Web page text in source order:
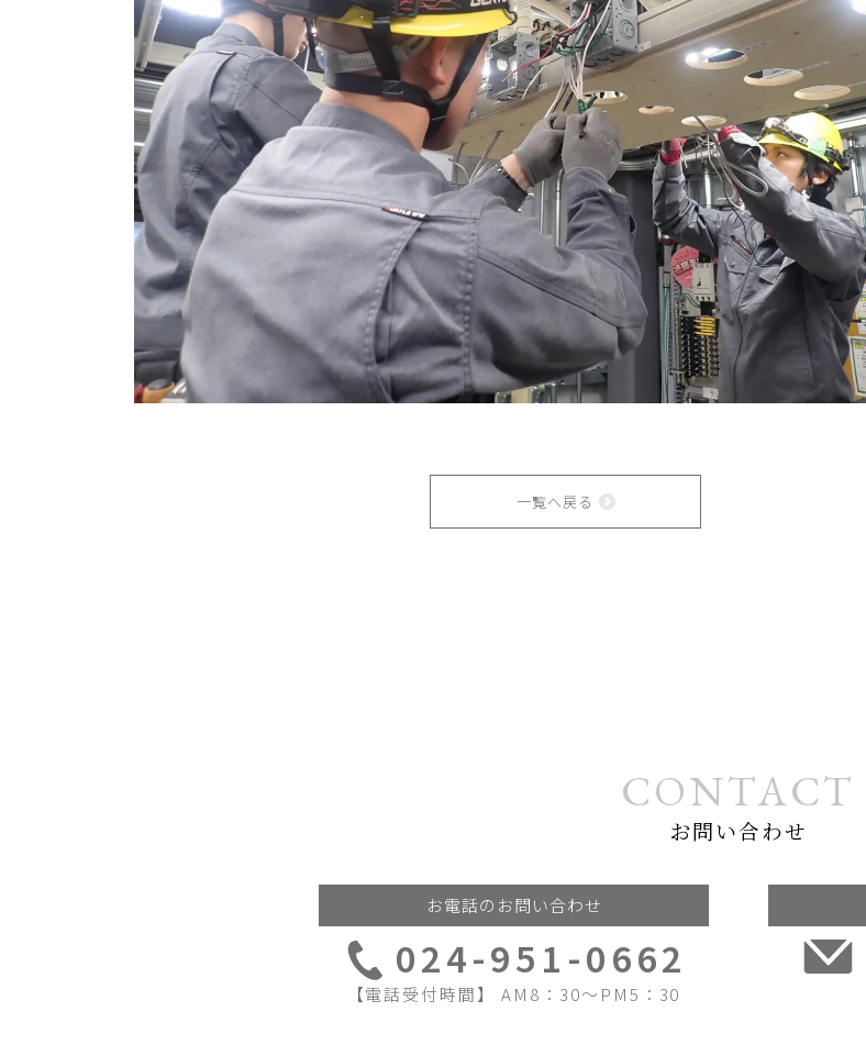
一覧へ戻る
CONTACT
お問い合わせ
お電話のお問い合わせ
024-951-0662
【電話受付時間】 AM8：30～PM5：30